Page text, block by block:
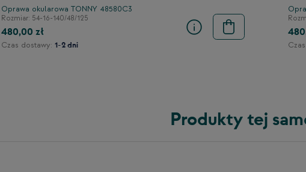
Oprawa okularowa TONNY 48580C3
Rozmiar: 54-16-140/48/125
480,00 zł
Czas dostawy: 1-2 dni
Produkty tej